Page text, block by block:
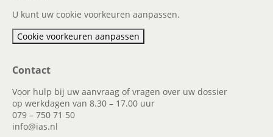
U kunt uw cookie voorkeuren aanpassen.
Cookie voorkeuren aanpassen
Contact
Voor hulp bij uw aanvraag of vragen over uw dossier
op werkdagen van 8.30 – 17.00 uur
079 – 750 71 50
info@ias.nl